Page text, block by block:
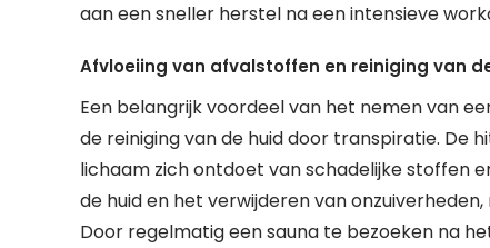
aan een sneller herstel na een intensieve
Afvloeiing van afvalstoffen en reiniging van
Een belangrijk voordeel van het nemen van
de reiniging van de huid door transpiratie. De
lichaam zich ontdoet van schadelijke stoffen
de huid en het verwijderen van
Door regelmatig een sauna te bezoeken na